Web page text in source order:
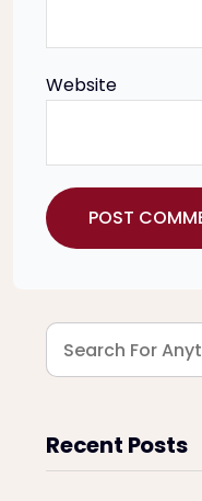
Website
Recent Posts